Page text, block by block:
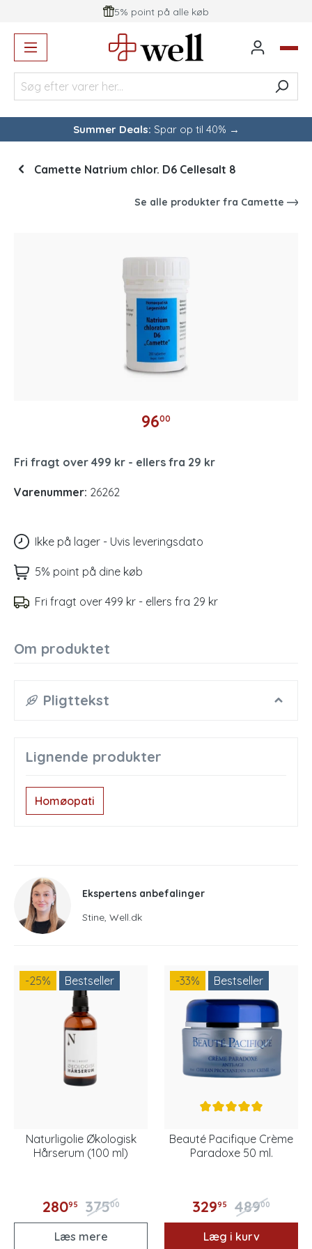
5% point på alle køb
Summer Deals: Spar op til 40% →
Camette Natrium chlor. D6 Cellesalt 8
Se alle produkter fra Camette
9600
Fri fragt over 499 kr - ellers fra 29 kr
Varenummer: 26262
Ikke på lager - Uvis leveringsdato
5% point på dine køb
Fri fragt over 499 kr - ellers fra 29 kr
Om produktet
Pligttekst
Lignende produkter
Homøopati
Ekspertens anbefalinger
Stine, Well.dk
-25% Bestseller
Naturligolie Økologisk
Hårserum (100 ml)
28095 37500
Læs mere
-33% Bestseller
Beauté Pacifique Crème
Paradoxe 50 ml.
32995 48900
Læg i kurv